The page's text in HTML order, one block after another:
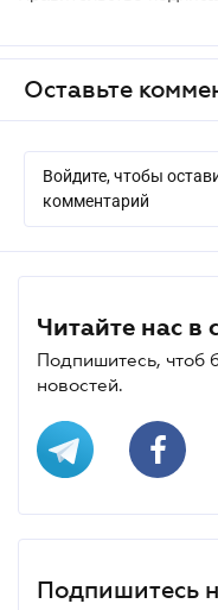
Оставьте
Войдите, чтобы
комментарий
Читайте нас в
Подпишитесь, чтоб
новостей.
Подпишитесь